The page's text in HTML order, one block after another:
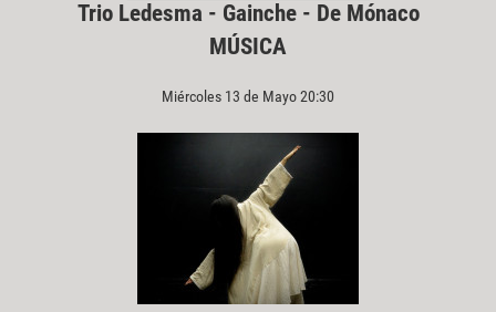
Trio Ledesma - Gainche - De Mónaco
MÚSICA
Miércoles 13 de Mayo 20:30